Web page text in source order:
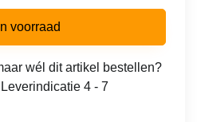
voorraad
wél dit artikel bestellen?
4 - 7